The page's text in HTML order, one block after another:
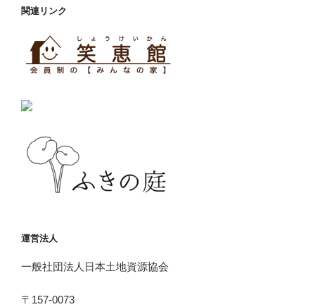
関連リンク
運営法人
一般社団法人日本土地資源協会
〒157-0073